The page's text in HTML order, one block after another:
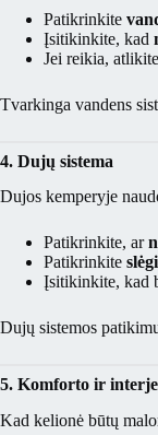
Patikrinkite
Įsitikinkite, kad
Jei reikia, atlikite
Tvarkinga vandens
4. Dujų sistema
Dujos kemperyje
Patikrinkite, ar
Patikrinkite
Įsitikinkite, kad
Dujų sistemos
5. Komforto ir
Kad kelionė būtų